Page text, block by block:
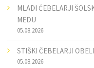
MLADI ČEBELARJI
MEDU
05.08.2026
STIŠKI ČEBELARJI
05.08.2026